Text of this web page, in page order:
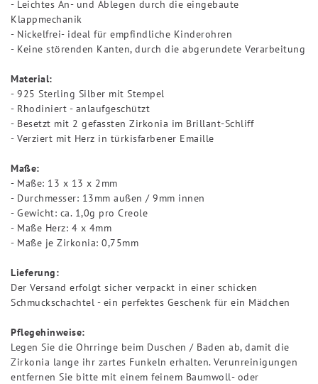
- Leichtes An- und Ablegen durch die eingebaute
Klappmechanik
- Nickelfrei- ideal für empfindliche Kinderohren
- Keine störenden Kanten, durch die abgerundete Verarbeitung
Material:
- 925 Sterling Silber mit Stempel
- Rhodiniert - anlaufgeschützt
- Besetzt mit 2 gefassten Zirkonia im Brillant-Schliff
- Verziert mit Herz in türkisfarbener Emaille
Maße:
- Maße: 13 x 13 x 2mm
- Durchmesser: 13mm außen / 9mm innen
- Gewicht: ca. 1,0g pro Creole
- Maße Herz: 4 x 4mm
- Maße je Zirkonia: 0,75mm
Lieferung:
Der Versand erfolgt sicher verpackt in einer schicken
Schmuckschachtel - ein perfektes Geschenk für ein Mädchen
Pflegehinweise:
Legen Sie die Ohrringe beim Duschen / Baden ab, damit die
Zirkonia lange ihr zartes Funkeln erhalten. Verunreinigungen
entfernen Sie bitte mit einem feinem Baumwoll- oder